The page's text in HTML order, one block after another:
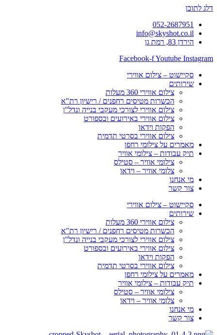
דלג לתוכן
052-2687951
info@skyshot.co.il
הירדן 83, רמת גן
Facebook-fYoutube Instagram
סקיישוט – צילום אווירי
שירותים
צילום אווירי 360 מעלות
הכשרות מטיסים רחפנים / רישיון רת"א
צילום אווירי לצורכי מעקבי בנייה ונדל"ן
צילום אווירי באירועים ובספורט
הפקות וידאו
צילום אווירי בסרטי תדמית
מאמרים על צילומי רחפן
תיק עבודות – צילומי אוויר
צילומי אוויר – סטילס
צלומי אוויר – וידאו
מי אנחנו
צור קשר
סקיישוט – צילום אווירי
שירותים
צילום אווירי 360 מעלות
הכשרות מטיסים רחפנים / רישיון רת"א
צילום אווירי לצורכי מעקבי בנייה ונדל"ן
צילום אווירי באירועים ובספורט
הפקות וידאו
צילום אווירי בסרטי תדמית
מאמרים על צילומי רחפן
תיק עבודות – צילומי אוויר
צילומי אוויר – סטילס
צלומי אוויר – וידאו
מי אנחנו
צור קשר